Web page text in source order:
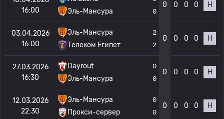
16:00
Эль-Мансура
0
0 0 0 0 Н
03.04.2026
16:00
Эль-Мансура
Телеком Египет
2
2
0 0 0 0 Н
27.03.2026
16:30
Dayrout
Эль-Мансура
0
0
0 0 0 0 Н
12.03.2026
22:30
Эль-Мансура
Прокси-сервер
0
0
0 0 0 0 Н